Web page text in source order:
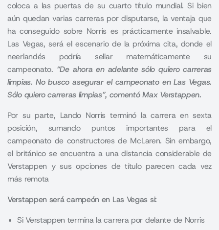
coloca a las puertas de su cuarto título mundial. Si bien
aún quedan varias carreras por disputarse, la ventaja que
ha conseguido sobre Norris es prácticamente insalvable.
Las Vegas, será el escenario de la próxima cita, donde el
neerlandés podría sellar matemáticamente su
campeonato. “De ahora en adelante sólo quiero carreras
limpias. No busco asegurar el campeonato en Las Vegas.
Sólo quiero carreras limpias”, comentó Max Verstappen.
Por su parte, Lando Norris terminó la carrera en sexta
posición, sumando puntos importantes para el
campeonato de constructores de McLaren. Sin embargo,
el británico se encuentra a una distancia considerable de
Verstappen y sus opciones de título parecen cada vez
más remota
Verstappen será campeón en Las Vegas si:
Si Verstappen termina la carrera por delante de Norris